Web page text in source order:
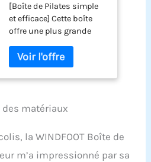
pour Pilates,
équipement de
Pilates, Accessoires
de Pilates pour
étirements et
Exercices
d'équilibre.
[Boîte de Pilates simple
et efficace] Cette boîte
offre une plus grande
mouvement et sera un
excellent ajout à votre
équipement de Pilates et
[Accessoire de Pilates
un accessoire idéal pour
la machine de
matériaux
la WINDFOOT Boîte de
m’a impressionné par sa